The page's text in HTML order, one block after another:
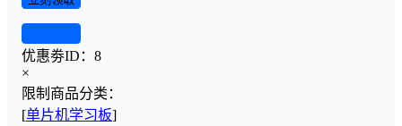
优惠劵ID： 8
×
限制商品分类：
[单片机学习板]